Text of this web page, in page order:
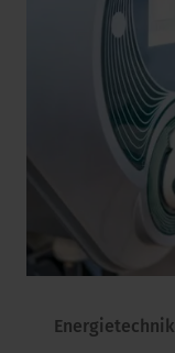
Energietechnik